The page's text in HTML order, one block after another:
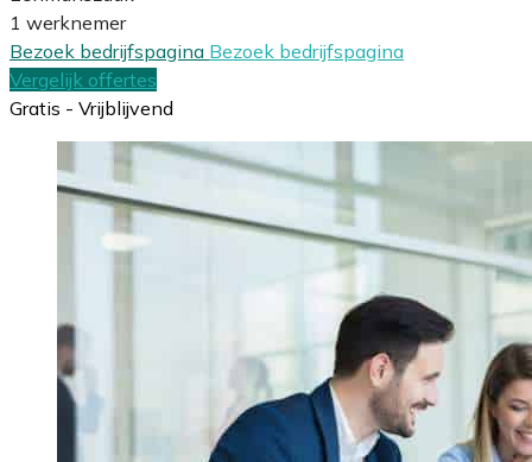
1 werknemer
Bezoek bedrijfspagina Bezoek bedrijfspagina
Vergelijk offertes
Gratis - Vrijblijvend